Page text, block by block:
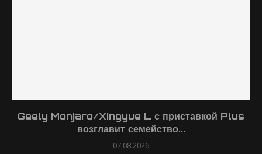
Geely Monjaro/Xingyue L с приставкой Plus
возглавит семейство...
07.08.2026